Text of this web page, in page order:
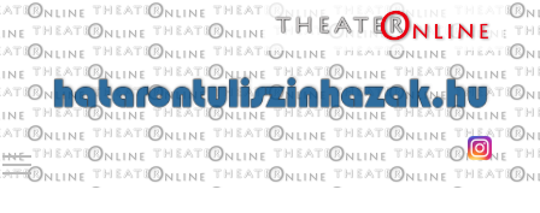
Toggle main menu visibility